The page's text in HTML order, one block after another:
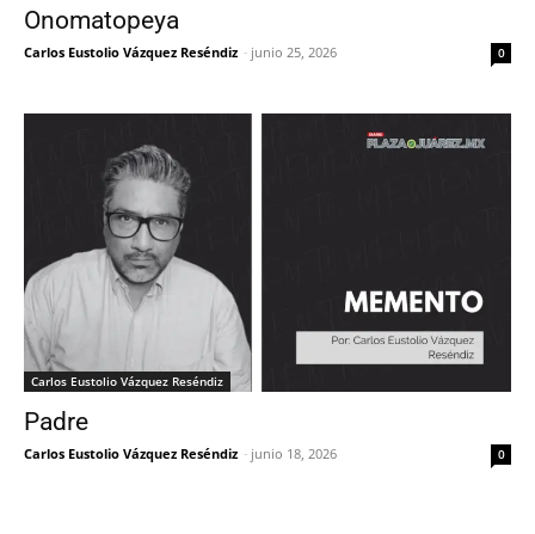
Onomatopeya
Carlos Eustolio Vázquez Reséndiz - junio 25, 2026 0
Carlos Eustolio Vázquez Reséndiz
Padre
Carlos Eustolio Vázquez Reséndiz - junio 18, 2026 0